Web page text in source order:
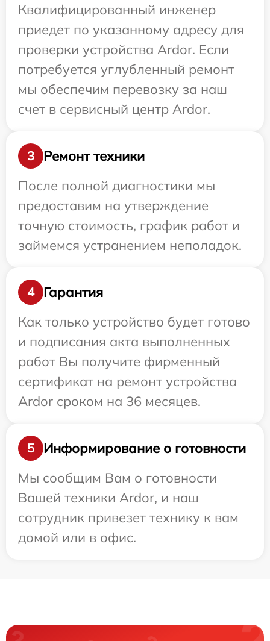
Квалифицированный инженер
приедет по указанному адресу для
проверки устройства Ardor. Если
потребуется углубленный ремонт
мы обеспечим перевозку за наш
счет в сервисный центр Ardor.
3
Ремонт техники
После полной диагностики мы
предоставим на утверждение
точную стоимость, график работ и
займемся устранением неполадок.
4
Гарантия
Как только устройство будет готово
и подписания акта выполненных
работ Вы получите фирменный
сертификат на ремонт устройства
Ardor сроком на 36 месяцев.
5
Информирование о готовности
Мы сообщим Вам о готовности
Вашей техники Ardor, и наш
сотрудник привезет технику к вам
домой или в офис.